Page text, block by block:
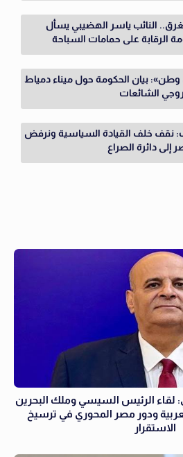
النائب ياسر الهضيبي يسأل
الرقابة على حمامات السباحة
بيان الحكومة حول ميناء دمياط
الشائعات
نقف خلف القيادة السياسية ونرفض
إلى دائرة الصراع
لقاء الرئيس السيسي وملك البحرين
ودور مصر المحوري في ترسيخ
الاستقرار